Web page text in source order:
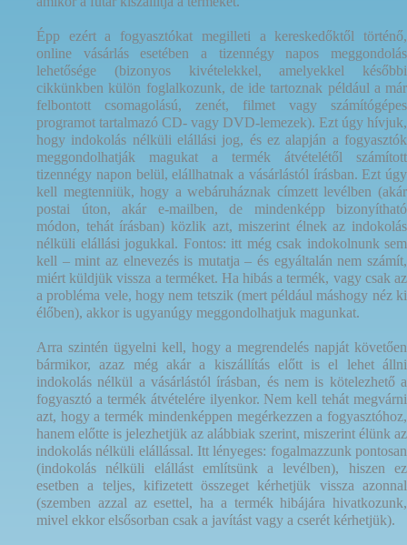
Épp ezért a fogyasztókat megilleti a kereskedőktől történő,
online vásárlás esetében a tizennégy napos meggondolás
lehetősége (bizonyos kivételekkel, amelyekkel későbbi
cikkünkben külön foglalkozunk, de ide tartoznak például a már
felbontott csomagolású, zenét, filmet vagy számítógépes
programot tartalmazó CD- vagy DVD-lemezek). Ezt úgy hívjuk,
hogy indokolás nélküli elállási jog, és ez alapján a fogyasztók
meggondolhatják magukat a termék átvételétől számított
tizennégy napon belül, elállhatnak a vásárlástól írásban. Ezt úgy
kell megtenniük, hogy a webáruháznak címzett levélben (akár
postai úton, akár e-mailben, de mindenképp bizonyítható
módon, tehát írásban) közlik azt, miszerint élnek az indokolás
nélküli elállási jogukkal. Fontos: itt még csak indokolnunk sem
kell – mint az elnevezés is mutatja – és egyáltalán nem számít,
miért küldjük vissza a terméket. Ha hibás a termék, vagy csak az
a probléma vele, hogy nem tetszik (mert például máshogy néz ki
élőben), akkor is ugyanúgy meggondolhatjuk magunkat.
Arra szintén ügyelni kell, hogy a megrendelés napját követően
bármikor, azaz még akár a kiszállítás előtt is el lehet állni
indokolás nélkül a vásárlástól írásban, és nem is kötelezhető a
fogyasztó a termék átvételére ilyenkor. Nem kell tehát megvárni
azt, hogy a termék mindenképpen megérkezzen a fogyasztóhoz,
hanem előtte is jelezhetjük az alábbiak szerint, miszerint élünk az
indokolás nélküli elállással. Itt lényeges: fogalmazzunk pontosan
(indokolás nélküli elállást említsünk a levélben), hiszen ez
esetben a teljes, kifizetett összeget kérhetjük vissza azonnal
(szemben azzal az esettel, ha a termék hibájára hivatkozunk,
mivel ekkor elsősorban csak a javítást vagy a cserét kérhetjük).